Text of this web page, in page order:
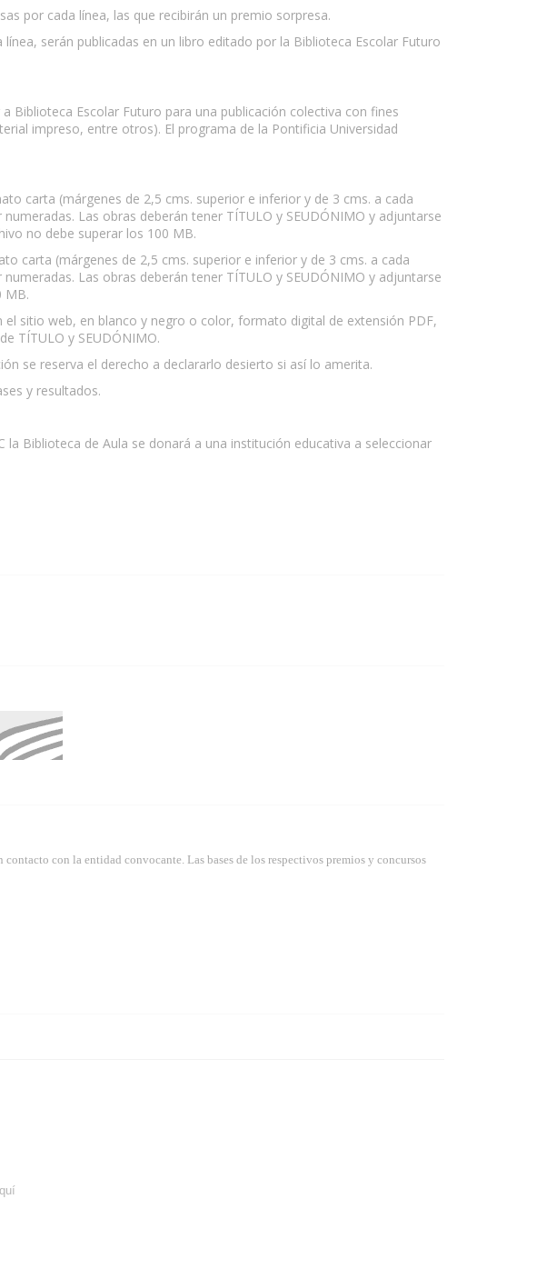
por cada línea, las que recibirán un premio sorpresa.
serán publicadas en un libro editado por la Biblioteca Escolar Futuro
Biblioteca Escolar Futuro para una publicación colectiva con fines
impreso, entre otros). El programa de la Pontificia Universidad
carta (márgenes de 2,5 cms. superior e inferior y de 3 cms. a cada
Las obras deberán tener TÍTULO y SEUDÓNIMO y adjuntarse
no debe superar los 100 MB.
carta (márgenes de 2,5 cms. superior e inferior y de 3 cms. a cada
Las obras deberán tener TÍTULO y SEUDÓNIMO y adjuntarse
MB.
sitio web, en blanco y negro o color, formato digital de extensión PDF,
TÍTULO y SEUDÓNIMO.
se reserva el derecho a declararlo desierto si así lo amerita.
y resultados.
Biblioteca de Aula se donará a una institución educativa a seleccionar
con la entidad convocante. Las bases de los respectivos premios y concursos